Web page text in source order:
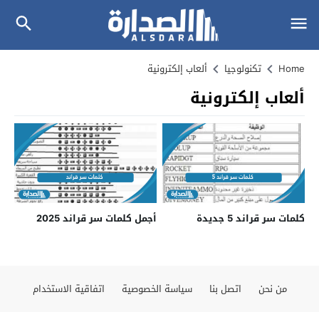
Home تكنولوجيا ألعاب إلكترونية
ألعاب إلكترونية
كلمات سر قراند 5 جديدة أجمل كلمات سر قراند 2025
من نحن اتصل بنا سياسة الخصوصية
اتفاقية الاستخدام